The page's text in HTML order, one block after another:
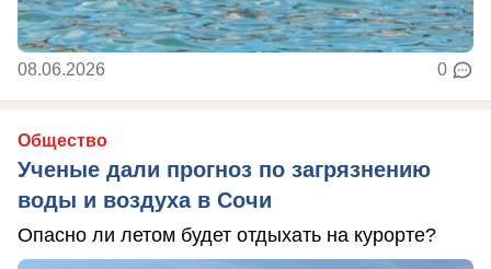
08.06.2026 0
Общество
Ученые дали прогноз по загрязнению
воды и воздуха в Сочи
Опасно ли летом будет отдыхать на курорте?